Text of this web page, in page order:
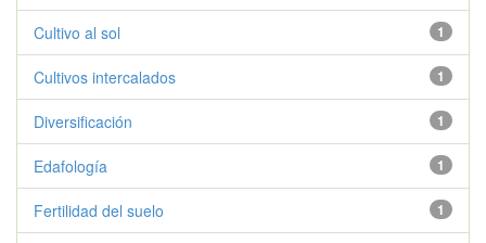
1
Cultivo al sol
1
Cultivos intercalados
1
Diversificación
1
Edafología
1
Fertilidad del suelo